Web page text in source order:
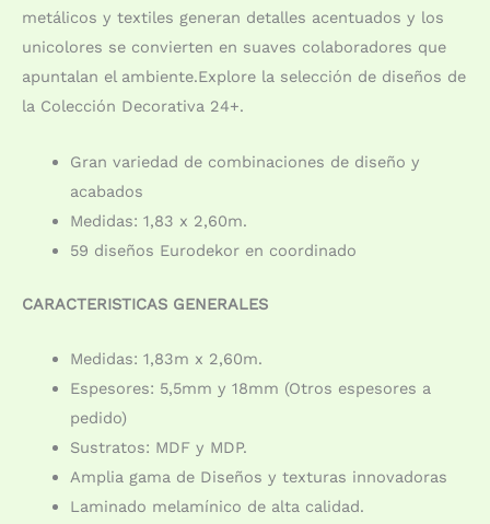
metálicos y textiles generan detalles acentuados y los
unicolores se convierten en suaves colaboradores que
apuntalan el ambiente.Explore la selección de diseños de
la Colección Decorativa 24+.
Gran variedad de combinaciones de diseño y
acabados
Medidas: 1,83 x 2,60m.
59 diseños Eurodekor en coordinado
CARACTERISTICAS GENERALES
Medidas: 1,83m x 2,60m.
Espesores: 5,5mm y 18mm (Otros espesores a
pedido)
Sustratos: MDF y MDP.
Amplia gama de Diseños y texturas innovadoras
Laminado melamínico de alta calidad.